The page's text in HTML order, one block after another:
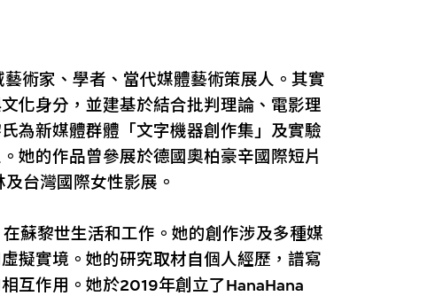
藝術家、學者、當代媒體藝術策展人。其實
化身分，並建基於結合批判理論、電影理
為新媒體群體「文字機器創作集」及實驗
她的作品曾參展於德國奧柏豪辛國際短片
台灣國際女性影展。
在蘇黎世生活和工作。她的創作涉及多種媒
擬實境。她的研究取材自個人經歷，譜寫
互作用。她於2019年創立了HanaHana